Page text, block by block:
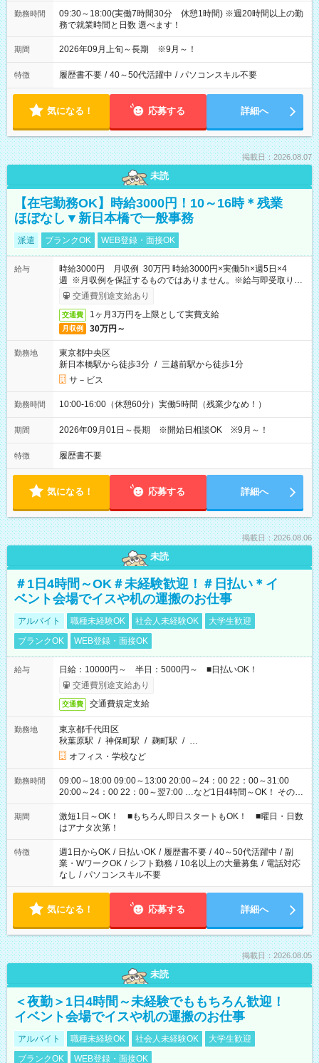
勤務時間
09:30～18:00(実働7時間30分 休憩1時間) ※週20時間以上の勤
務で就業時間と日数 選べます！
期間 2026年09月上旬～長期 ※9月～！
特徴 履歴書不要 / 40～50代活躍中 / パソコンスキル不要
気になる！ 応募する 詳細へ
掲載日：2026.08.07
未読
【在宅勤務OK】時給3000円！10～16時＊残業
ほぼなし▼新日本橋で一般事務
派遣 ブランクOK WEB登録・面接OK
給与
時給3000円 月収例 30万円 時給3000円×実働5h×週5日×4
週 ※月収例を保証するものではありません。※給与即受取りサ
ービス利用可（利用条件有）
交通費別途支給あり
交通費 1ヶ月3万円を上限として実費支給
月収例 30万円～
勤務地
東京都中央区
新日本橋駅から徒歩3分 / 三越前駅から徒歩1分
サ－ビス
勤務時間 10:00-16:00（休憩60分）実働5時間（残業少なめ！）
期間 2026年09月01日～長期 ※開始日相談OK ※9月～！
特徴 履歴書不要
気になる！ 応募する 詳細へ
掲載日：2026.08.06
未読
＃1日4時間～OK＃未経験歓迎！＃日払い＊イ
ベント会場でイスや机の運搬のお仕事
アルバイト 職種未経験OK 社会人未経験OK
大学生歓迎
ブランクOK
WEB登録・面接OK
給与
日給：10000円～ 半日：5000円～ ■日払いOK！
交通費別途支給あり
交通費 交通費規定支給
勤務地
東京都千代田区
秋葉原駅 / 神保町駅 / 麹町駅 / …
オフィス・学校など
勤務時間
09:00～18:00 09:00～13:00 20:00～24：00 22：00～31:00
20:00～24：00 22：00～翌7:00 …など1日4時間～OK！ その他
シフトもございます！ お気軽にご相談ください！
期間
激短1日～OK！ ■もちろん即日スタートもOK！ ■曜日・日数
はアナタ次第！
特徴 週1日からOK / 日払いOK / 履歴書不要 / 40～50代活躍中 / 副
業・WワークOK / シフト勤務 / 10名以上の大量募集 / 電話対応
なし / パソコンスキル不要
気になる！ 応募する 詳細へ
掲載日：2026.08.05
未読
＜夜勤＞1日4時間～未経験でももちろん歓迎！
イベント会場でイスや机の運搬のお仕事
アルバイト 職種未経験OK 社会人未経験OK
大学生歓迎
ブランクOK
WEB登録・面接OK